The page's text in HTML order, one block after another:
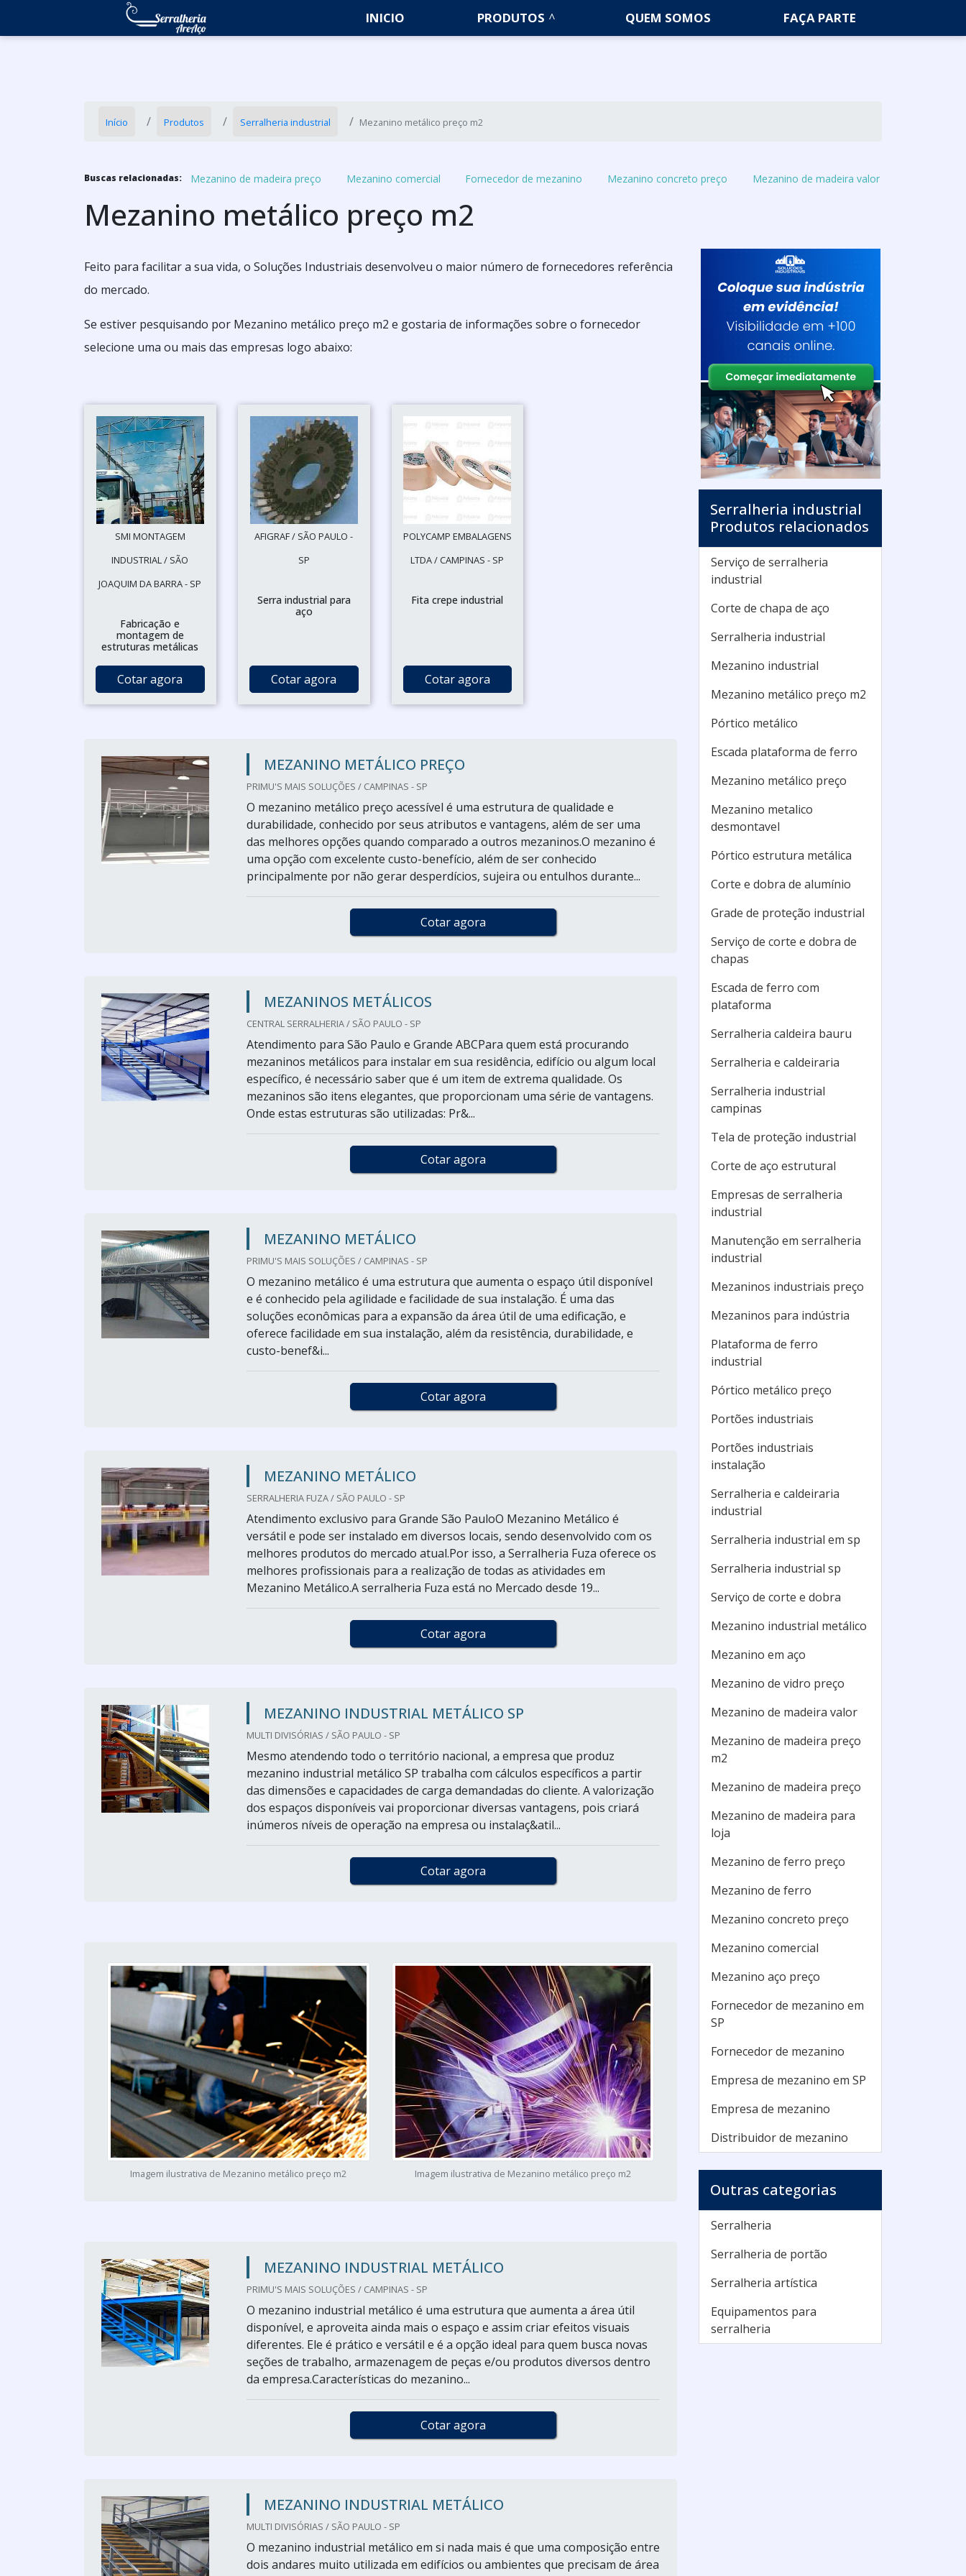
INICIO PRODUTOS QUEM SOMOS FAÇA PARTE
Início Produtos Serralheria industrial Mezanino metálico preço m2
Buscas relacionadas: Mezanino de madeira preço Mezanino comercial Fornecedor de mezanino Mezanino concreto preço Mezanino de madeira valor
Mezanino metálico preço m2
Feito para facilitar a sua vida, o Soluções Industriais desenvolveu o maior número de fornecedores referência
do mercado.
Se estiver pesquisando por Mezanino metálico preço m2 e gostaria de informações sobre o fornecedor
selecione uma ou mais das empresas logo abaixo:
SMI MONTAGEM
INDUSTRIAL / SÃO
JOAQUIM DA BARRA - SP
Fabricação e
montagem de
estruturas metálicas
Cotar agora
AFIGRAF / SÃO PAULO -
SP
Serra industrial para
aço
Cotar agora
POLYCAMP EMBALAGENS
LTDA / CAMPINAS - SP
Fita crepe industrial
Cotar agora
MEZANINO METÁLICO PREÇO
PRIMU'S MAIS SOLUÇÕES / CAMPINAS - SP
O mezanino metálico preço acessível é uma estrutura de qualidade e
durabilidade, conhecido por seus atributos e vantagens, além de ser uma
das melhores opções quando comparado a outros mezaninos.O mezanino é
uma opção com excelente custo-benefício, além de ser conhecido
principalmente por não gerar desperdícios, sujeira ou entulhos durante...
Cotar agora
MEZANINOS METÁLICOS
CENTRAL SERRALHERIA / SÃO PAULO - SP
Atendimento para São Paulo e Grande ABCPara quem está procurando
mezaninos metálicos para instalar em sua residência, edifício ou algum local
específico, é necessário saber que é um item de extrema qualidade. Os
mezaninos são itens elegantes, que proporcionam uma série de vantagens.
Onde estas estruturas são utilizadas: Pr&...
Cotar agora
MEZANINO METÁLICO
PRIMU'S MAIS SOLUÇÕES / CAMPINAS - SP
O mezanino metálico é uma estrutura que aumenta o espaço útil disponível
e é conhecido pela agilidade e facilidade de sua instalação. É uma das
soluções econômicas para a expansão da área útil de uma edificação, e
oferece facilidade em sua instalação, além da resistência, durabilidade, e
custo-benef&i...
Cotar agora
MEZANINO METÁLICO
SERRALHERIA FUZA / SÃO PAULO - SP
Atendimento exclusivo para Grande São PauloO Mezanino Metálico é
versátil e pode ser instalado em diversos locais, sendo desenvolvido com os
melhores produtos do mercado atual.Por isso, a Serralheria Fuza oferece os
melhores profissionais para a realização de todas as atividades em
Mezanino Metálico.A serralheria Fuza está no Mercado desde 19...
Cotar agora
MEZANINO INDUSTRIAL METÁLICO SP
MULTI DIVISÓRIAS / SÃO PAULO - SP
Mesmo atendendo todo o território nacional, a empresa que produz
mezanino industrial metálico SP trabalha com cálculos específicos a partir
das dimensões e capacidades de carga demandadas do cliente. A valorização
dos espaços disponíveis vai proporcionar diversas vantagens, pois criará
inúmeros níveis de operação na empresa ou instalaç&atil...
Cotar agora
Imagem ilustrativa de Mezanino metálico preço m2 Imagem ilustrativa de Mezanino metálico preço m2
MEZANINO INDUSTRIAL METÁLICO
PRIMU'S MAIS SOLUÇÕES / CAMPINAS - SP
O mezanino industrial metálico é uma estrutura que aumenta a área útil
disponível, e aproveita ainda mais o espaço e assim criar efeitos visuais
diferentes. Ele é prático e versátil e é a opção ideal para quem busca novas
seções de trabalho, armazenagem de peças e/ou produtos diversos dentro
da empresa.Características do mezanino...
Cotar agora
MEZANINO INDUSTRIAL METÁLICO
MULTI DIVISÓRIAS / SÃO PAULO - SP
O mezanino industrial metálico em si nada mais é que uma composição entre
dois andares muito utilizada em edifícios ou ambientes que precisam de área
Serralheria industrial
Produtos relacionados
Serviço de serralheria
industrial
Corte de chapa de aço
Serralheria industrial
Mezanino industrial
Mezanino metálico preço m2
Pórtico metálico
Escada plataforma de ferro
Mezanino metálico preço
Mezanino metalico
desmontavel
Pórtico estrutura metálica
Corte e dobra de alumínio
Grade de proteção industrial
Serviço de corte e dobra de
chapas
Escada de ferro com
plataforma
Serralheria caldeira bauru
Serralheria e caldeiraria
Serralheria industrial
campinas
Tela de proteção industrial
Corte de aço estrutural
Empresas de serralheria
industrial
Manutenção em serralheria
industrial
Mezaninos industriais preço
Mezaninos para indústria
Plataforma de ferro
industrial
Pórtico metálico preço
Portões industriais
Portões industriais
instalação
Serralheria e caldeiraria
industrial
Serralheria industrial em sp
Serralheria industrial sp
Serviço de corte e dobra
Mezanino industrial metálico
Mezanino em aço
Mezanino de vidro preço
Mezanino de madeira valor
Mezanino de madeira preço
m2
Mezanino de madeira preço
Mezanino de madeira para
loja
Mezanino de ferro preço
Mezanino de ferro
Mezanino concreto preço
Mezanino comercial
Mezanino aço preço
Fornecedor de mezanino em
SP
Fornecedor de mezanino
Empresa de mezanino em SP
Empresa de mezanino
Distribuidor de mezanino
Outras categorias
Serralheria
Serralheria de portão
Serralheria artística
Equipamentos para
serralheria